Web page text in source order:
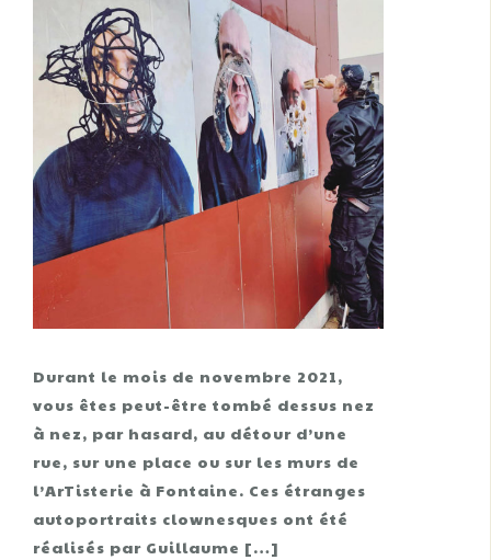
Durant le mois de novembre 2021,
vous êtes peut-être tombé dessus nez
à nez, par hasard, au détour d’une
rue, sur une place ou sur les murs de
l’ArTisterie à Fontaine. Ces étranges
autoportraits clownesques ont été
réalisés par Guillaume […]